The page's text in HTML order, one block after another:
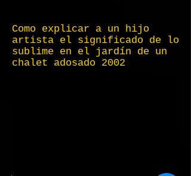
Como explicar a un hijo
artista el significado de lo
sublime en el jardín de un
chalet adosado 2002